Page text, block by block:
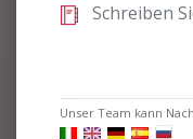
Unser Team kann